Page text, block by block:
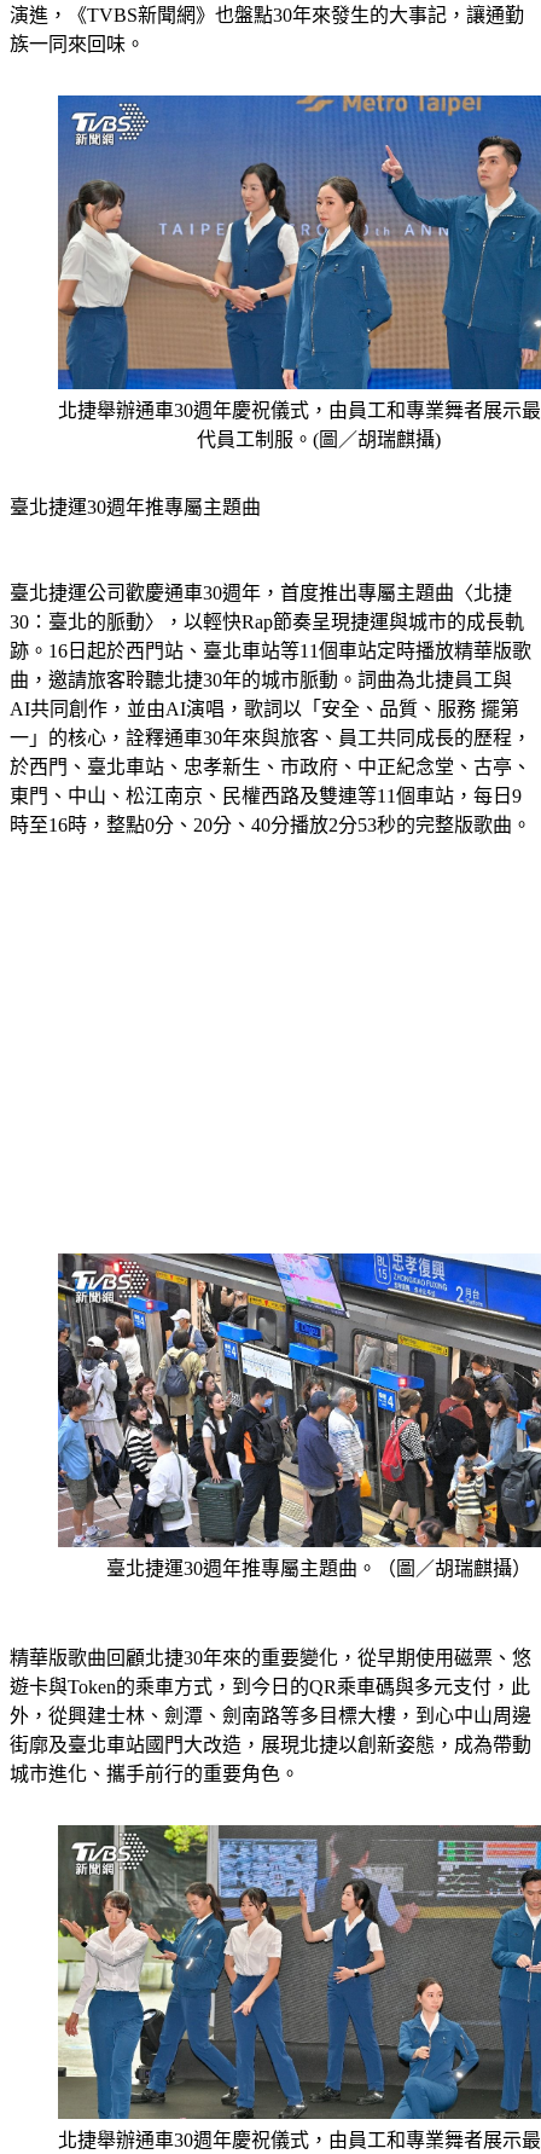
演進，《TVBS新聞網》也盤點30年來發生的大事記，讓通勤
族一同來回味。
北捷舉辦通車30週年慶祝儀式，由員工和專業舞者展示
代員工制服。(圖／胡瑞麒攝)
臺北捷運30週年推專屬主題曲
臺北捷運公司歡慶通車30週年，首度推出專屬主題曲〈北捷
30：臺北的脈動〉，以輕快Rap節奏呈現捷運與城市的成長軌
跡。16日起於西門站、臺北車站等11個車站定時播放精華版歌
曲，邀請旅客聆聽北捷30年的城市脈動。詞曲為北捷員工與
AI共同創作，並由AI演唱，歌詞以「安全、品質、服務 擺第
一」的核心，詮釋通車30年來與旅客、員工共同成長的歷程，
於西門、臺北車站、忠孝新生、市政府、中正紀念堂、古亭、
東門、中山、松江南京、民權西路及雙連等11個車站，每日9
時至16時，整點0分、20分、40分播放2分53秒的完整版歌曲。
臺北捷運30週年推專屬主題曲。（圖／胡瑞麒攝）
精華版歌曲回顧北捷30年來的重要變化，從早期使用磁票、悠
遊卡與Token的乘車方式，到今日的QR乘車碼與多元支付，此
外，從興建士林、劍潭、劍南路等多目標大樓，到心中山周邊
街廓及臺北車站國門大改造，展現北捷以創新姿態，成為帶動
城市進化、攜手前行的重要角色。
北捷舉辦通車30週年慶祝儀式，由員工和專業舞者展示